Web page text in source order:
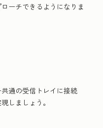
ーチできるようになりま
通の受信トレイに接続
しましょう。